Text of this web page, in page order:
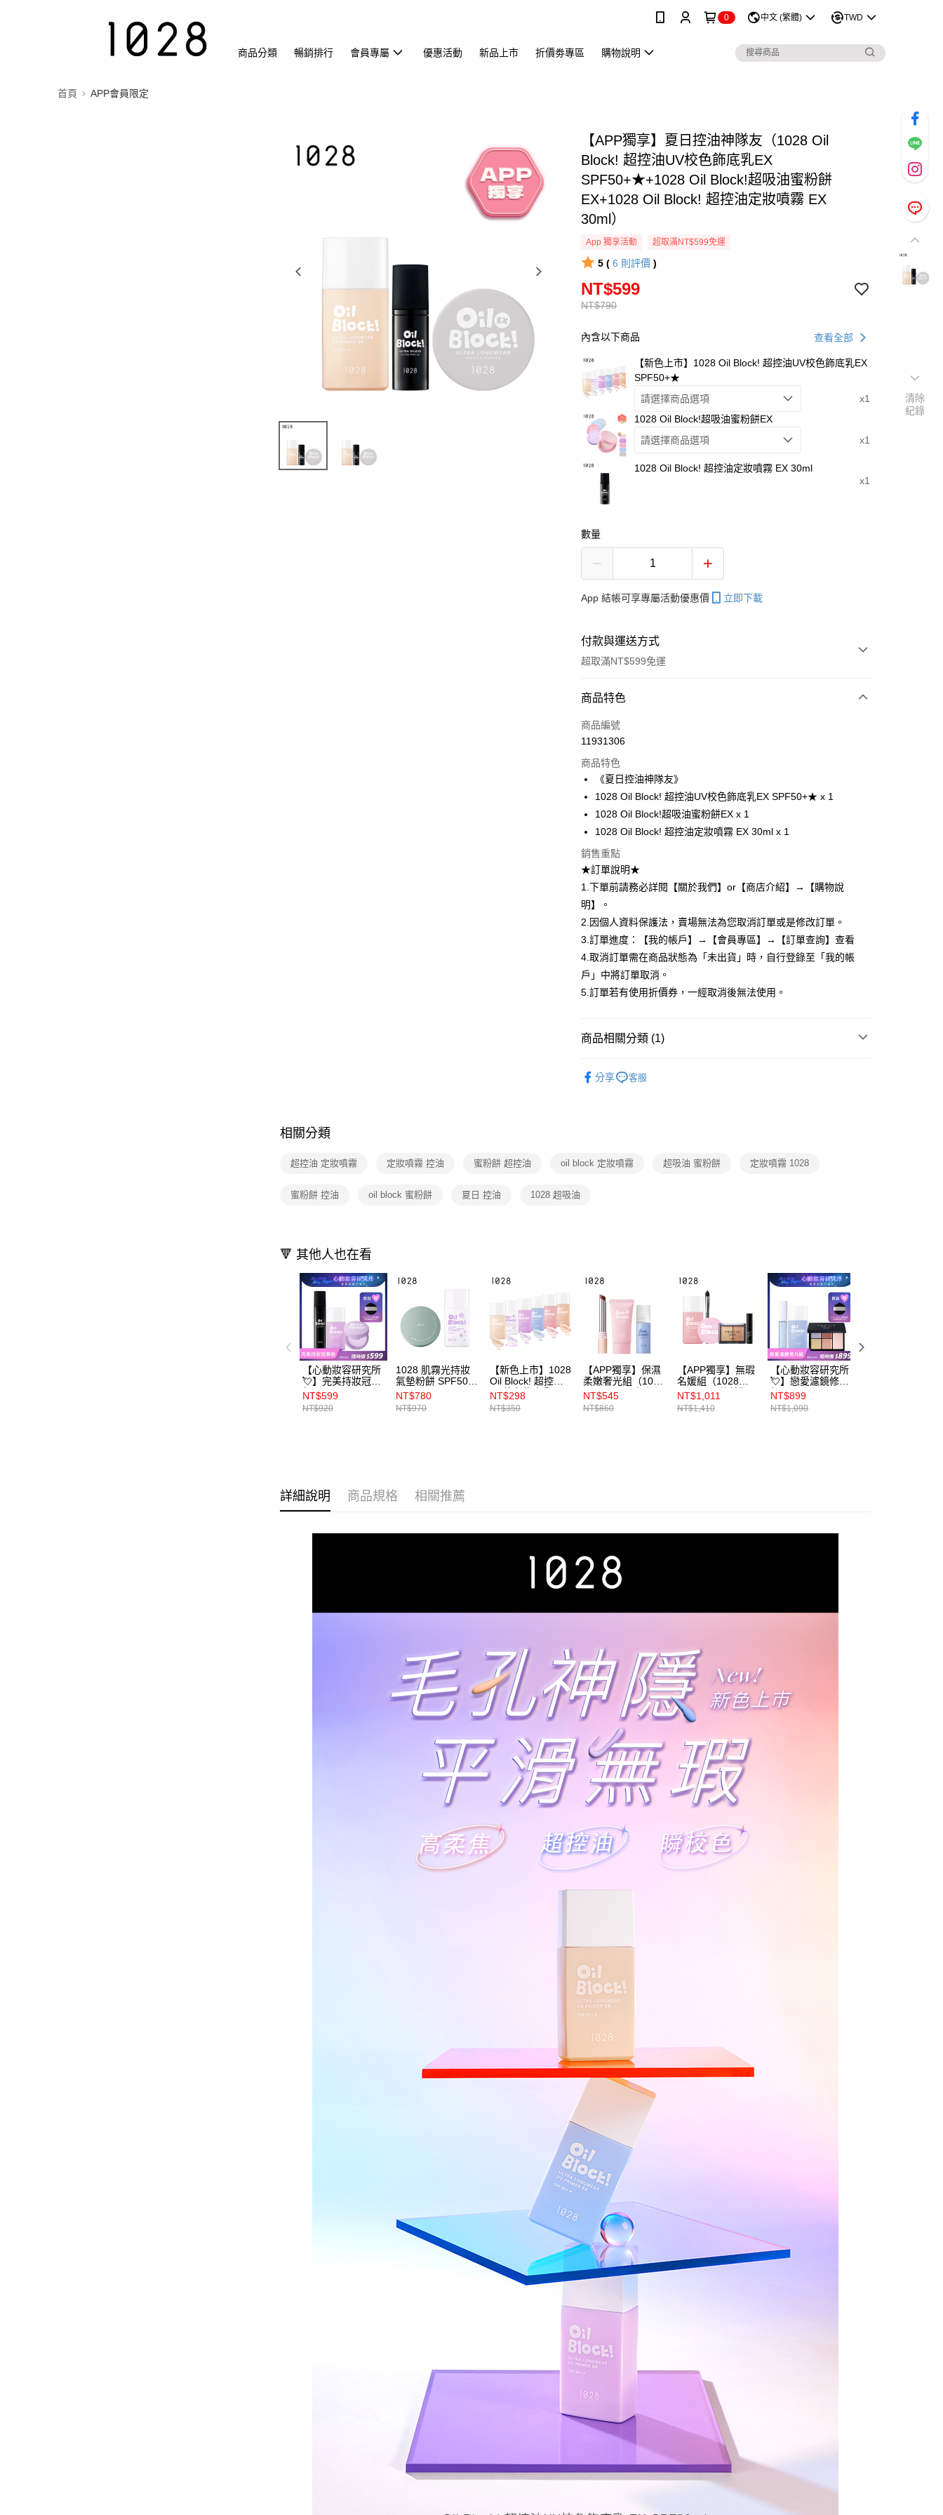
0 中文 (繁體) TWD
商品分類 暢銷排行 會員專屬 優惠活動 新品上市 折價劵專區 購物說明
首頁 APP會員限定
【APP獨享】夏日控油神隊友（1028 Oil
Block! 超控油UV校色飾底乳EX
SPF50+★+1028 Oil Block!超吸油蜜粉餅
EX+1028 Oil Block! 超控油定妝噴霧 EX
30ml）
App 獨享活動 超取滿NT$599免運
5 ( 6 則評價 )
NT$790
NT$599
內含以下商品 查看全部
【新色上市】1028 Oil Block! 超控油UV校色飾底乳EX
SPF50+★
請選擇商品選項
x1
1028 Oil Block!超吸油蜜粉餅EX
請選擇商品選項
x1
1028 Oil Block! 超控油定妝噴霧 EX 30ml
x1
數量
App 結帳可享專屬活動優惠價 立即下載
付款與運送方式
超取滿NT$599免運
付款方式
信用卡一次付款
LINE Pay
Apple Pay
悠遊付
Google Pay
AFTEE先享後付
相關說明
【關於「AFTEE先享後付」】
AFTEE先享後付是「在收到商品之後才付款」的支付方式。 讓您購物簡單
便利好安心！
１．簡單：不需註冊會員、不需綁卡、不需儲值。
２．便利：只要手機號碼，簡訊認證，即可結帳。
３．安心：先確認商品／服務後，再付款。
１．於結帳方式選擇「AFTEE先享後付」後，將跳轉至「AFTEE先享後
３．收到繳費通知簡訊後14天內，點擊此簡訊中的連結，可透過四大超商
／ATM／網路銀行／等多元方式進行付款，方視為交易完成。
付客戶支援中心」
https://netprotections.freshdesk.com/support/home
「AFTEE先享後付」，若未經同意申辦者引起之損失，本公司不負相關責
４．使用「AFTEE先享後付」時，將依據個別帳號之用戶狀況，依本公司
即時審查核予不同之上限額度；若仍有額度不足之情形，本公司將視審查
結果請求用戶進行身份認證。
５．嚴禁一人註冊多個帳號或使用他人資訊註冊。若發現惡意使用之情
形，恩沛科技股份有限公司將有權停止該用戶之使用額度並採取法律行
動。
ATM付款
運送方式
每筆NT$80，滿NT$599(含以上)免運費
每筆NT$80，滿NT$599(含以上)免運費
每筆NT$80，滿NT$599(含以上)免運費
商品特色
商品編號
11931306
商品特色
《夏日控油神隊友》
1028 Oil Block! 超控油UV校色飾底乳EX SPF50+★ x 1
1028 Oil Block!超吸油蜜粉餅EX x 1
1028 Oil Block! 超控油定妝噴霧 EX 30ml x 1
銷售重點
★訂單說明★
1.下單前請務必詳閱【關於我們】or【商店介紹】→【購物說
明】。
2.因個人資料保護法，賣場無法為您取消訂單或是修改訂單。
3.訂單進度：【我的帳戶】→【會員專區】→【訂單查詢】查看
4.取消訂單需在商品狀態為「未出貨」時，自行登錄至「我的帳
戶」中將訂單取消。
5.訂單若有使用折價券，一經取消後無法使用。
商品相關分類 (1)
分享
客服
相關分類
超控油 定妝噴霧 定妝噴霧 控油 蜜粉餅 超控油 oil block 定妝噴霧 超吸油 蜜粉餅 定妝噴霧 1028
蜜粉餅 控油 oil block 蜜粉餅 夏日 控油 1028 超吸油
🔻 其他人也在看
【心動妝容研究所
💘】完美持妝冠軍
組（1028 Oil
Block! 超控油UV校
色飾底乳EX
NT$599
NT$920
1028 肌霧光持妝
氣墊粉餅 SPF50+
★★★+Oil Block!
超控油UV校色飾底
乳EX SPF50+★
NT$780
NT$970
【新色上市】1028
Oil Block! 超控油
UV校色飾底乳EX
SPF50+★
NT$298
NT$350
【APP獨享】保濕
柔嫩奢光組（1028
Dew Block! 超保濕
UV水潤校色飾底乳
EX+1028 奢絨緞
NT$545
NT$860
【APP獨享】無瑕
名媛組（1028
PRO FIX 修片狂黑
眼圈遮瑕盤+1028
Oil Block! 超控油
NT$1,011
NT$1,410
【心動妝容研究所
💘】戀愛濾鏡修片
組（1028 PRO
FIX 修片狂全能遮
瑕盤+1028 PRO
NT$899
NT$1,090
詳細說明 商品規格 相關推薦
清除
紀錄